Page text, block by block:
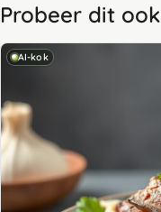
Probeer dit ook
AI-kok